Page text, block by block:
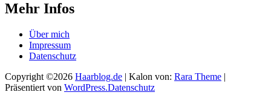
Mehr Infos
Über mich
Impressum
Datenschutz
Copyright ©2026 Haarblog.de | Kalon von: Rara Theme |
Präsentiert von WordPress.Datenschutz